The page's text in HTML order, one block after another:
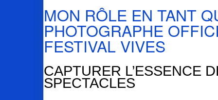
MON RÔLE EN TANT
PHOTOGRAPHE
FESTIVAL VIVES
CAPTURER L’ESSENCE
SPECTACLES